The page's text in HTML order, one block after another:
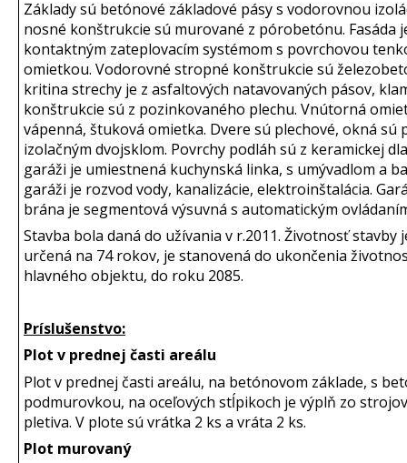
Základy sú betónové základové pásy s vodorovnou
nosné konštrukcie sú murované z pórobetónu. Fasáda
kontaktným zateplovacím systémom s povrchovou
omietkou. Vodorovné stropné konštrukcie sú
kritina strechy je z asfaltových natavovaných pásov,
konštrukcie sú z pozinkovaného plechu. Vnútorná
vápenná, štuková omietka. Dvere sú plechové, okná sú
izolačným dvojsklom. Povrchy podláh sú z keramickej
garáži je umiestnená kuchynská linka, s umývadlom a
garáži je rozvod vody, kanalizácie, elektroinštalácia.
brána je segmentová výsuvná s automatickým
Stavba bola daná do užívania v r.2011. Životnosť stavby
určená na 74 rokov, je stanovená do ukončenia
hlavného objektu, do roku 2085.
Príslušenstvo:
Plot v prednej časti areálu
Plot v prednej časti areálu, na betónovom základe, s
podmurovkou, na oceľových stĺpikoch je výplň zo
pletiva. V plote sú vrátka 2 ks a vráta 2 ks.
Plot murovaný